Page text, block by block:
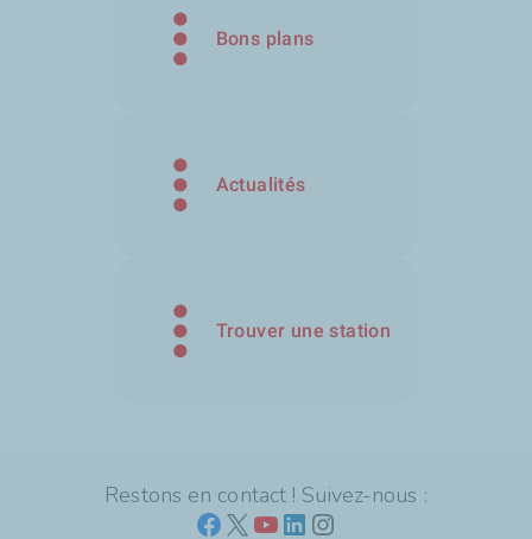
Bons plans
Actualités
Trouver une station
Restons en contact ! Suivez-nous :